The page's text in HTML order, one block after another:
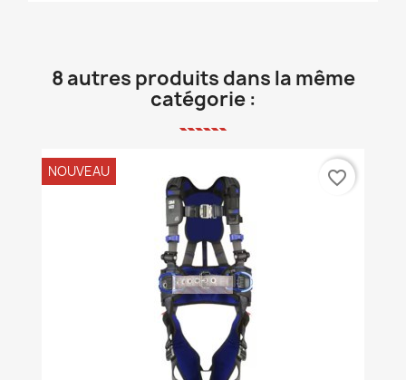
8 autres produits dans la même
catégorie :
NOUVEAU favorite_border